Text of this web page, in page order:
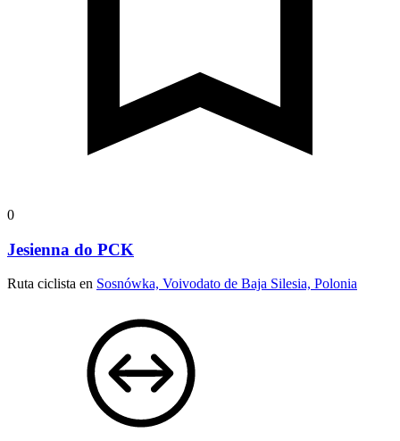
0
Jesienna do PCK
Ruta ciclista en Sosnówka, Voivodato de Baja Silesia, Polonia